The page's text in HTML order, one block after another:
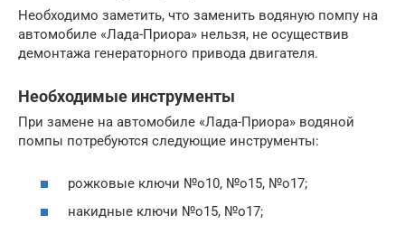
Необходимо заметить, что заменить водяную помпу на
автомобиле «Лада-Приора» нельзя, не осуществив
демонтажа генераторного привода двигателя.
Необходимые инструменты
При замене на автомобиле «Лада-Приора» водяной
помпы потребуются следующие инструменты:
рожковые ключи №o10, №o15, №o17;
накидные ключи №o15, №o17;